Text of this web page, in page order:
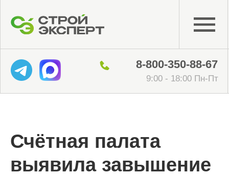
Счётная палата
выявила завышение